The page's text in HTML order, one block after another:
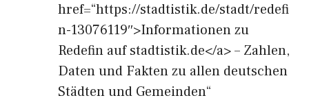
href=“https://stadtistik.de/stadt/redefi
n-13076119″>Informationen zu
Redefin auf stadtistik.de</a> – Zahlen,
Daten und Fakten zu allen deutschen
Städten und Gemeinden“